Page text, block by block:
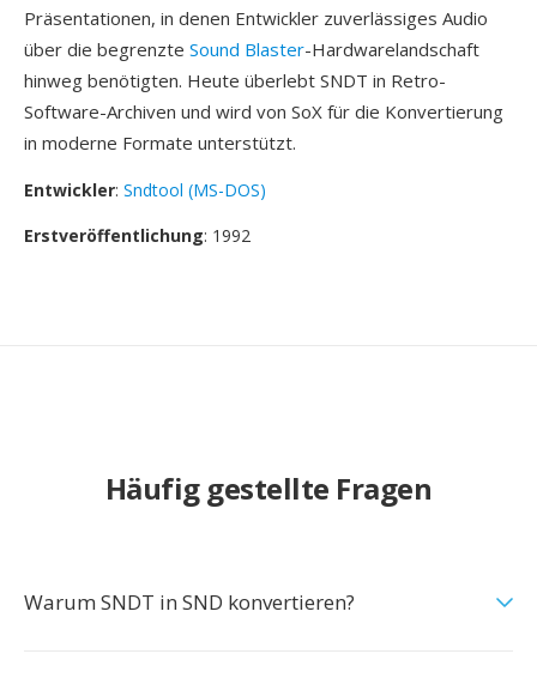
Präsentationen, in denen Entwickler zuverlässiges Audio
über die begrenzte Sound Blaster-Hardwarelandschaft
hinweg benötigten. Heute überlebt SNDT in Retro-
Software-Archiven und wird von SoX für die Konvertierung
in moderne Formate unterstützt.
Entwickler: Sndtool (MS-DOS)
Erstveröffentlichung: 1992
Häufig gestellte Fragen
Warum SNDT in SND konvertieren?